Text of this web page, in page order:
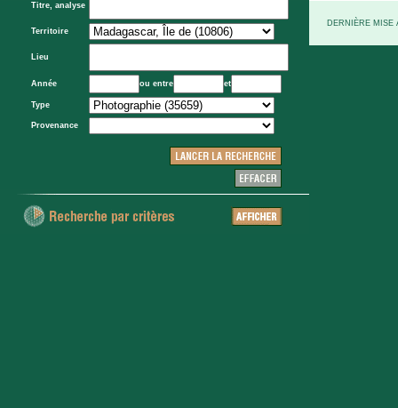
Titre, analyse
Territoire
Lieu
Année ou entre et
Type
Provenance
DERNIÈRE MISE